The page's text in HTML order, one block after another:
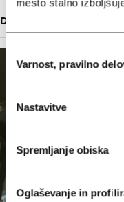
Izbira
soglasja
Varnost, pravilno
Nastavitve
Spremljanje obiska
Oglaševanje in
DOGODEK